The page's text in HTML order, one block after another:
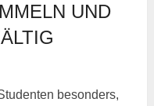
UND
besonders,